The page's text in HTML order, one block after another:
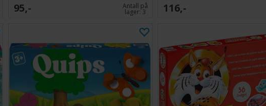
95,- Antall på
lager:3 116,-